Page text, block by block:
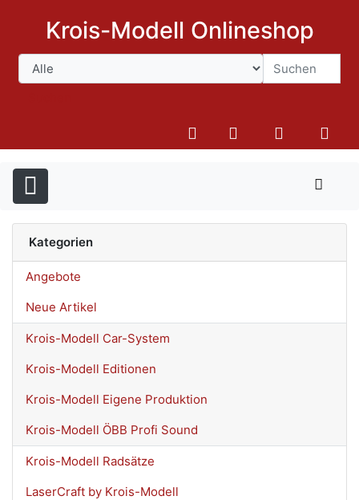
Krois-Modell Onlineshop
Kategorien
Angebote
Neue Artikel
Krois-Modell Car-System
Krois-Modell Editionen
Krois-Modell Eigene Produktion
Krois-Modell ÖBB Profi Sound
Krois-Modell Radsätze
LaserCraft by Krois-Modell